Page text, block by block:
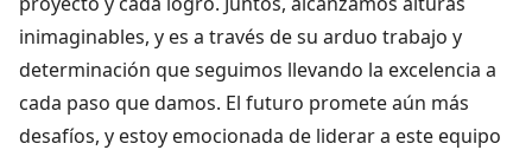
inimaginables, y es a través de su arduo trabajo y
determinación que seguimos llevando la excelencia a
cada paso que damos. El futuro promete aún más
desafíos, y estoy emocionada de liderar a este equipo